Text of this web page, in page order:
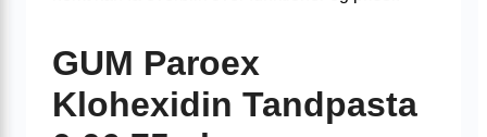
GUM Paroex
Klohexidin Tandpasta